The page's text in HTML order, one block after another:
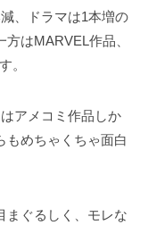
、ドラマは1本増の
はMARVEL作品、
。
アメコミ作品しか
もめちゃくちゃ面白
まぐるしく、モレな